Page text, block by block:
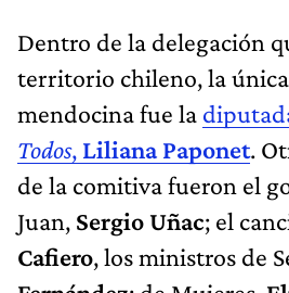
Dentro de la delegación
territorio chileno, la
mendocina fue la
Todos, Liliana Paponet.
de la comitiva fueron el
Juan, Sergio Uñac; el
Cafiero, los ministros de